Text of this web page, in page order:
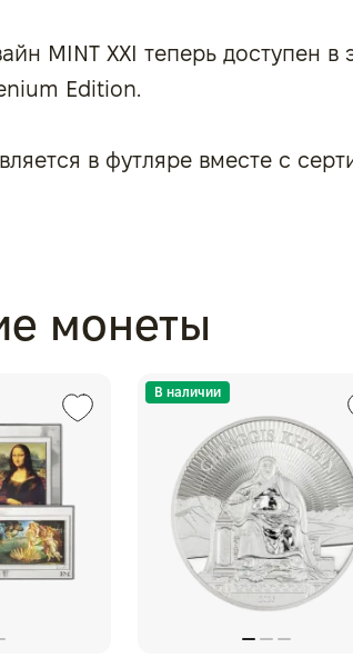
MINT XXI теперь доступен в
Edition.
в футляре вместе с
монеты
В наличии